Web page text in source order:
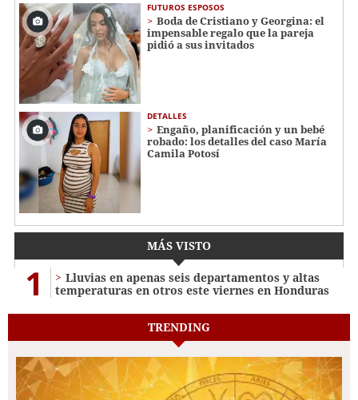
FUTUROS ESPOSOS
Boda de Cristiano y Georgina: el
impensable regalo que la pareja
pidió a sus invitados
DETALLES
Engaño, planificación y un bebé
robado: los detalles del caso María
Camila Potosí
MÁS VISTO
1
Lluvias en apenas seis departamentos y altas
temperaturas en otros este viernes en Honduras
TRENDING